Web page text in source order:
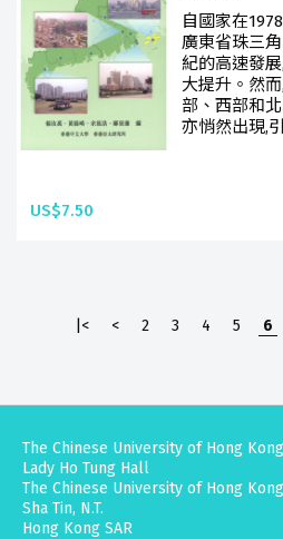
自國家在
廣東省珠三
紀的高速發
大提升。然
部、西部和
亦悄然出現,
US$7.50
|<
< 2 3 4 5 6
The Chinese University of Hong
Lady Ho Tung Hall
The Chinese University of Hong Kong
Sha Tin, N.T.
Hong Kong SAR